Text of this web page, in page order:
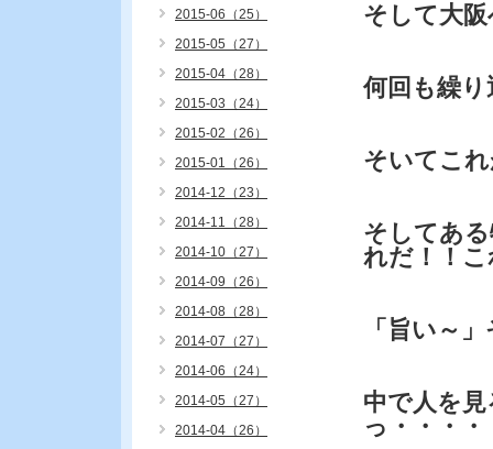
そして大
何回も繰
そいてこ
そしてあ
れだ！！
「旨い～
中で人を
っ・・・
2015-06（25）
2015-05（27）
2015-04（28）
2015-03（24）
2015-02（26）
2015-01（26）
2014-12（23）
2014-11（28）
2014-10（27）
2014-09（26）
2014-08（28）
2014-07（27）
2014-06（24）
2014-05（27）
2014-04（26）